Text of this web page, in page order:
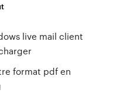
live mail client
format pdf en